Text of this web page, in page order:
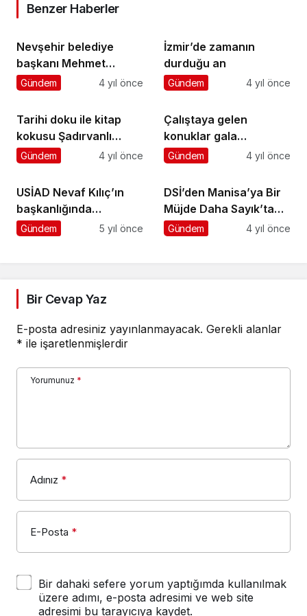
Benzer Haberler
Nevşehir belediye
başkanı Mehmet
Savran Esentepe
Gündem 4 yıl önce
İzmir’de zamanın
durduğu an
Gündem 4 yıl önce
Tarihi doku ile kitap
kokusu Şadırvanlı
Han’da birleşiyor
Gündem 4 yıl önce
Çalıştaya gelen
konuklar gala
yemeğinde buluştu
Gündem 4 yıl önce
USİAD Nevaf Kılıç’ın
başkanlığında
faaliyetlerine başladı.!
Gündem 5 yıl önce
DSİ’den Manisa’ya Bir
Müjde Daha Sayık’ta
İşlem Tamam
Gündem 4 yıl önce
Bir Cevap Yaz
E-posta adresiniz yayınlanmayacak. Gerekli alanlar
* ile işaretlenmişlerdir
Yorumunuz *
Adınız *
E-Posta *
Bir dahaki sefere yorum yaptığımda kullanılmak
üzere adımı, e-posta adresimi ve web site
adresimi bu tarayıcıya kaydet.